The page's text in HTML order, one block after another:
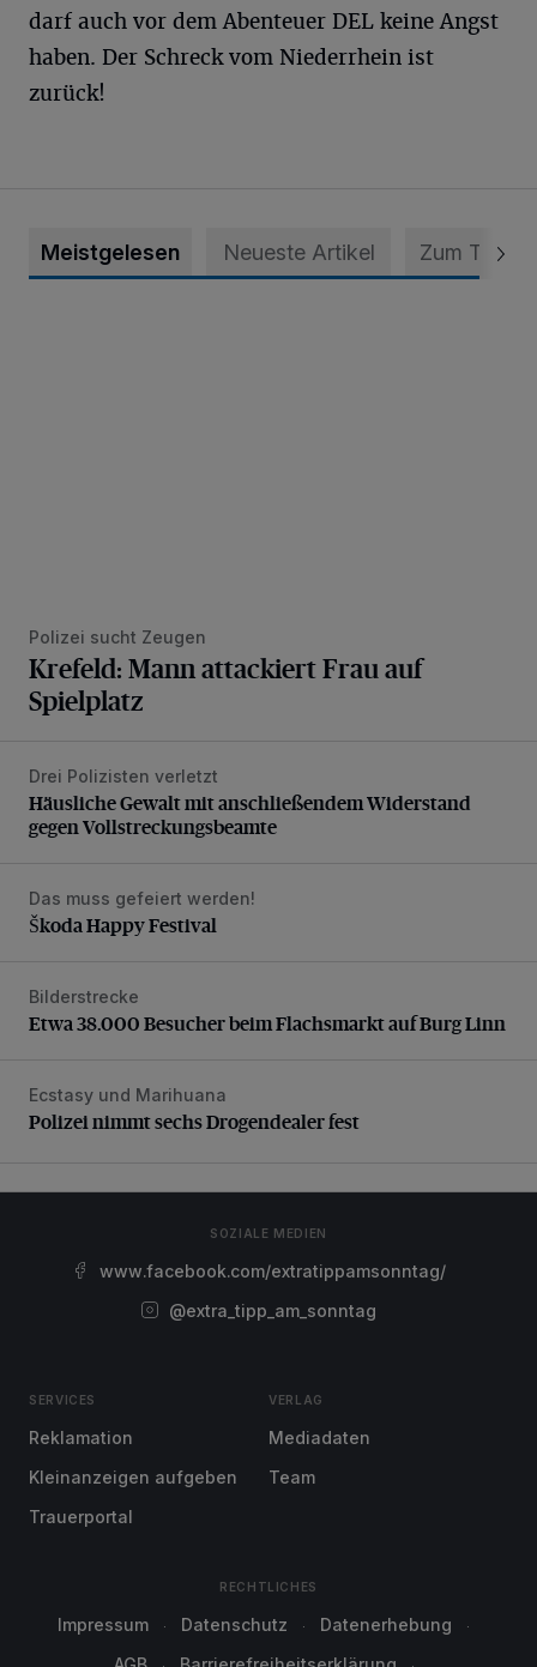
darf auch vor dem Abenteuer DEL keine Angst
haben. Der Schreck vom Niederrhein ist
zurück!
Meistgelesen Neueste Artikel Zum Thema
Polizei sucht Zeugen
Krefeld: Mann attackiert Frau auf
Spielplatz
Häusliche Gewalt mit anschließendem Widerstand gegen
Drei Polizisten verletzt
Häusliche Gewalt mit anschließendem Widerstand
gegen Vollstreckungsbeamte
Škoda Happy Festival
Das muss gefeiert werden!
Škoda Happy Festival
Etwa 38.000 Besucher beim Flachsmarkt auf Burg Linn
Bilderstrecke
Etwa 38.000 Besucher beim Flachsmarkt auf Burg Linn
Polizei nimmt sechs Drogendealer fest
Ecstasy und Marihuana
Polizei nimmt sechs Drogendealer fest
SOZIALE MEDIEN
www.facebook.com/extratippamsonntag/
@extra_tipp_am_sonntag
SERVICES
Reklamation
Kleinanzeigen aufgeben
Trauerportal
VERLAG
Mediadaten
Team
RECHTLICHES
Impressum Datenschutz
Datenerhebung